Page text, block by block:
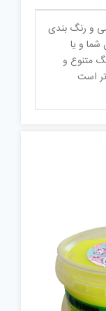
ای در بسته بندی های ۱۵۰ گرمی و رنگ بندی
و یا
بزرگسالان است دارای ۱۲ رنگ متنوع و
است